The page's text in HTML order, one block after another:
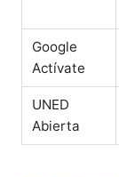
Google
Actívate
UNED
Abierta